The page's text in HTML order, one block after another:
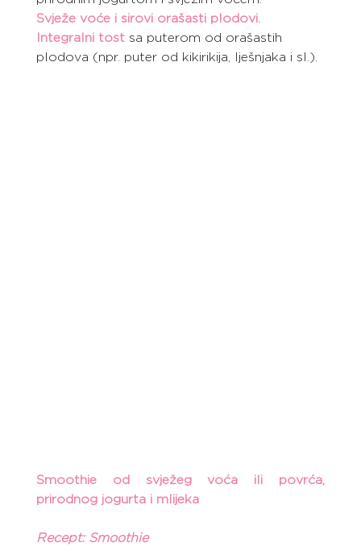
Svježe voće i sirovi orašasti plodovi.
Integralni tost sa puterom od orašastih
plodova (npr. puter od kikirikija, lješnjaka i sl.).
Smoothie od svježeg voća ili povrća,
prirodnog jogurta i mlijeka
Recept: Smoothie